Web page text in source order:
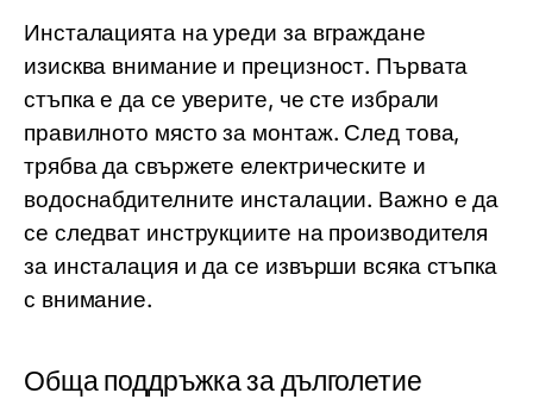
Инсталацията на уреди за вграждане
изисква внимание и прецизност. Първата
стъпка е да се уверите, че сте избрали
правилното място за монтаж. След това,
трябва да свържете електрическите и
водоснабдителните инсталации. Важно е да
се следват инструкциите на производителя
за инсталация и да се извърши всяка стъпка
с внимание.
Обща поддръжка за дълголетие